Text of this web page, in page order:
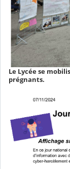
Le Lycée se
prégnants.